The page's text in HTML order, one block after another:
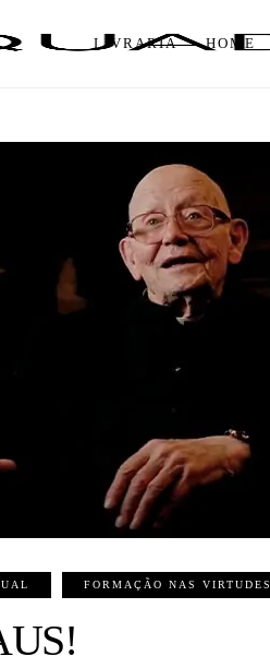
LIVRARIA HOME
FORMAÇÃO NAS VIRTUDES